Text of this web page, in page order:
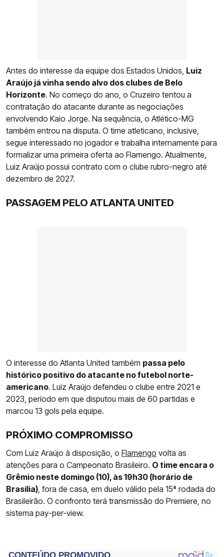
Antes do interesse da equipe dos Estados Unidos, Luiz
Araújo já vinha sendo alvo dos clubes de Belo
Horizonte. No começo do ano, o Cruzeiro tentou a
contratação do atacante durante as negociações
envolvendo Kaio Jorge. Na sequência, o Atlético-MG
também entrou na disputa. O time atleticano, inclusive,
segue interessado no jogador e trabalha internamente para
formalizar uma primeira oferta ao Flamengo. Atualmente,
Luiz Araújo possui contrato com o clube rubro-negro até
dezembro de 2027.
PASSAGEM PELO ATLANTA UNITED
O interesse do Atlanta United também passa pelo
histórico positivo do atacante no futebol norte-
americano. Luiz Araújo defendeu o clube entre 2021 e
2023, período em que disputou mais de 60 partidas e
marcou 13 gols pela equipe.
PRÓXIMO COMPROMISSO
Com Luiz Araújo à disposição, o Flamengo volta as
atenções para o Campeonato Brasileiro. O time encara o
Grêmio neste domingo (10), às 19h30 (horário de
Brasília), fora de casa, em duelo válido pela 15ª rodada do
Brasileirão. O confronto terá transmissão do Premiere, no
sistema pay-per-view.